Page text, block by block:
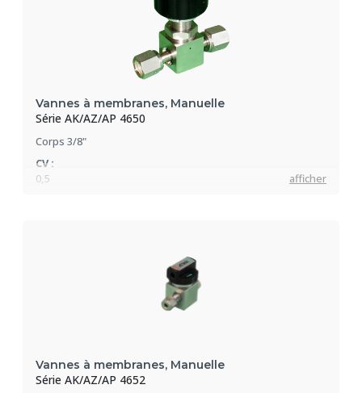
Vannes à membranes, Manuelle
Série AK/AZ/AP 4650
Corps 3/8"
CV :
0,5
afficher
Vannes à membranes, Manuelle
Série AK/AZ/AP 4652